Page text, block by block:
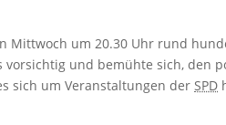
Mittwoch um 20.30 Uhr rund
und bemühte sich, den
sich um Veranstaltungen derSPD